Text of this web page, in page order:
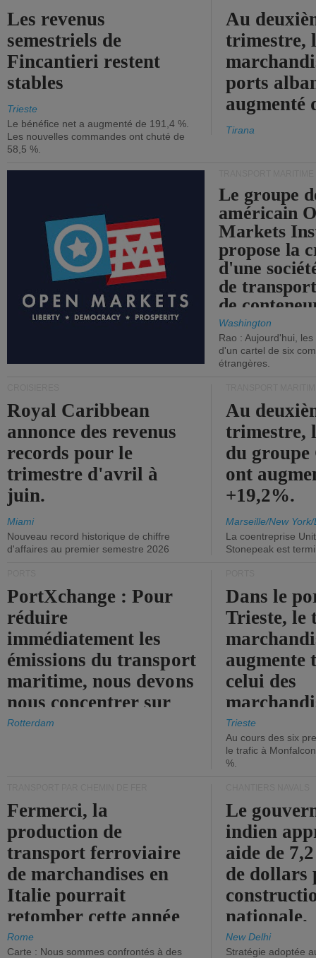
Les revenus
semestriels de
Fincantieri restent
stables
Trieste
Le bénéfice net a augmenté de 191,4 %.
Les nouvelles commandes ont chuté de
58,5 %.
Au
trimestre,
ports
augmenté
Tirana
Le groupe
américain
Markets
propose la
d'une
de
de
Washington
Rao : Aujourd'hui,
d'un cartel de six
étrangères.
Royal Caribbean
annonce des revenus
records pour le
trimestre d'avril à
juin.
Miami
Nouveau record historique de chiffre
d'affaires au premier semestre 2026
Au
trimestre,
du
ont
+19,2%.
Marseille/New
La coentreprise
Stonepeak est
PortXchange : Pour
réduire
immédiatement les
émissions du transport
maritime, nous devons
nous concentrer sur
les ports.
Rotterdam
Dans le
Trieste, le
augmente
celui des
diminue.
Trieste
Au cours des six
le trafic à
%.
Fermerci, la
production de
transport ferroviaire
de marchandises en
Italie pourrait
retomber cette année
aux niveaux de 2015.
Rome
Carte : Nous sommes confrontés à des
Le
indien
aide de
de dollars
nationale.
New Delhi
Stratégie adoptée